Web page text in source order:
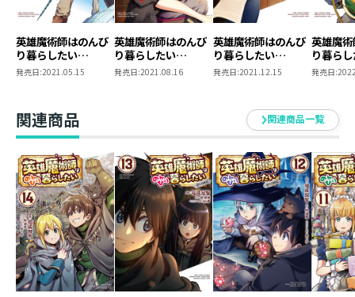
英雄魔術師はのんび
り暮らしたい
@COMIC 第1巻
発売日:2021.05.15
英雄魔術師はのんび
り暮らしたい
@COMIC 第2巻
発売日:2021.08.16
英雄魔術師はのんび
り暮らしたい
@COMIC 第3巻
発売日:2021.12.15
英雄魔
り暮ら
発売日:
関連商品 関連商品一覧